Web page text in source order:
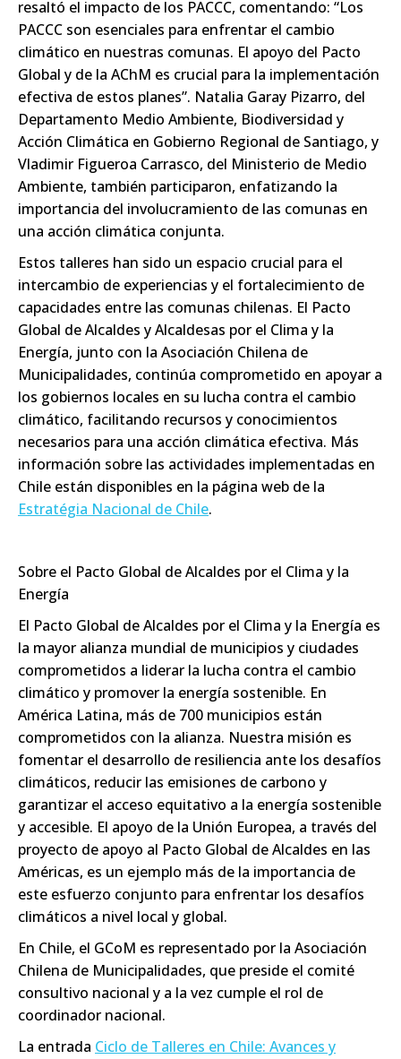
resaltó el impacto de los PACCC, comentando: “Los
PACCC son esenciales para enfrentar el cambio
climático en nuestras comunas. El apoyo del Pacto
Global y de la AChM es crucial para la implementación
efectiva de estos planes”. Natalia Garay Pizarro, del
Departamento Medio Ambiente, Biodiversidad y
Acción Climática en Gobierno Regional de Santiago, y
Vladimir Figueroa Carrasco, del Ministerio de Medio
Ambiente, también participaron, enfatizando la
importancia del involucramiento de las comunas en
una acción climática conjunta.
Estos talleres han sido un espacio crucial para el
intercambio de experiencias y el fortalecimiento de
capacidades entre las comunas chilenas. El Pacto
Global de Alcaldes y Alcaldesas por el Clima y la
Energía, junto con la Asociación Chilena de
Municipalidades, continúa comprometido en apoyar a
los gobiernos locales en su lucha contra el cambio
climático, facilitando recursos y conocimientos
necesarios para una acción climática efectiva. Más
información sobre las actividades implementadas en
Chile están disponibles en la página web de la
Estratégia Nacional de Chile.
Sobre el Pacto Global de Alcaldes por el Clima y la
Energía
El Pacto Global de Alcaldes por el Clima y la Energía es
la mayor alianza mundial de municipios y ciudades
comprometidos a liderar la lucha contra el cambio
climático y promover la energía sostenible. En
América Latina, más de 700 municipios están
comprometidos con la alianza. Nuestra misión es
fomentar el desarrollo de resiliencia ante los desafíos
climáticos, reducir las emisiones de carbono y
garantizar el acceso equitativo a la energía sostenible
y accesible. El apoyo de la Unión Europea, a través del
proyecto de apoyo al Pacto Global de Alcaldes en las
Américas, es un ejemplo más de la importancia de
este esfuerzo conjunto para enfrentar los desafíos
climáticos a nivel local y global.
En Chile, el GCoM es representado por la Asociación
Chilena de Municipalidades, que preside el comité
consultivo nacional y a la vez cumple el rol de
coordinador nacional.
La entrada Ciclo de Talleres en Chile: Avances y